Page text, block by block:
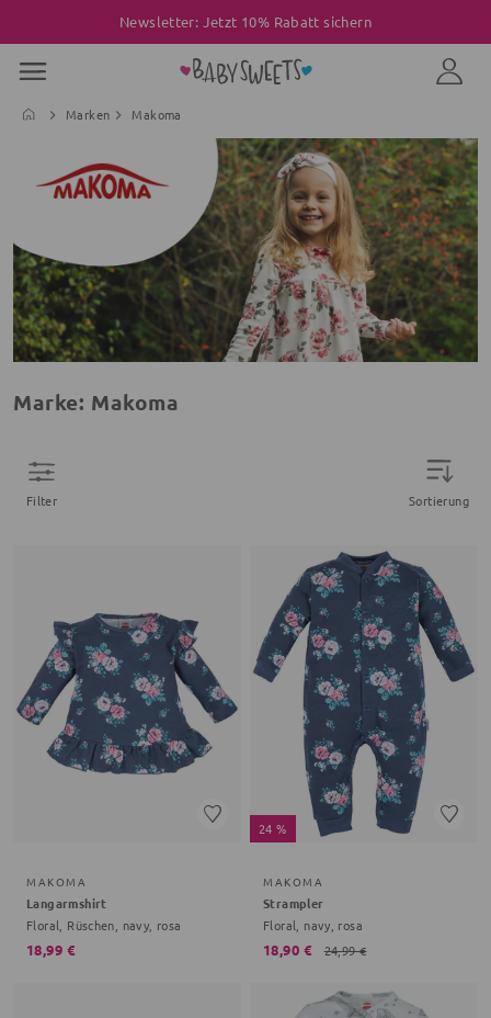
Newsletter: Jetzt 10% Rabatt sichern
Marken Makoma
Marke: Makoma
Filter Sortierung
MAKOMA
Langarmshirt
Floral, Rüschen, navy, rosa
18,99 €
24 %
MAKOMA
Strampler
Floral, navy, rosa
18,90 € 24,99 €